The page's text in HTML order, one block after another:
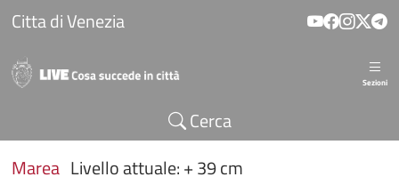
Salta al contenuto principale
Citta di Venezia
Sezioni
Cerca
Marea Livello attuale: + 39 cm